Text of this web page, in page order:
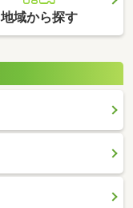
地域から探す